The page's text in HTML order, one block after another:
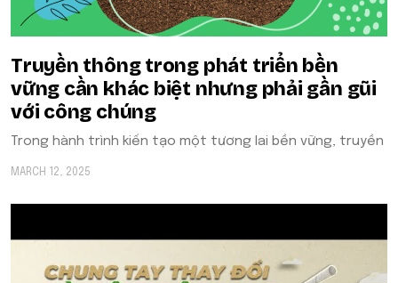
Truyền thông trong phát triển bền
vững cần khác biệt nhưng phải gần gũi
với công chúng
Trong hành trình kiến tạo một tương lai bền vững, truyền
MARCH 12, 2025